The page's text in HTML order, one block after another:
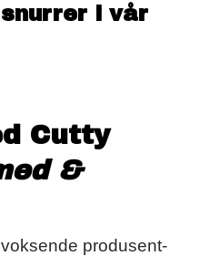
i vår
Cutty
&
produsent-